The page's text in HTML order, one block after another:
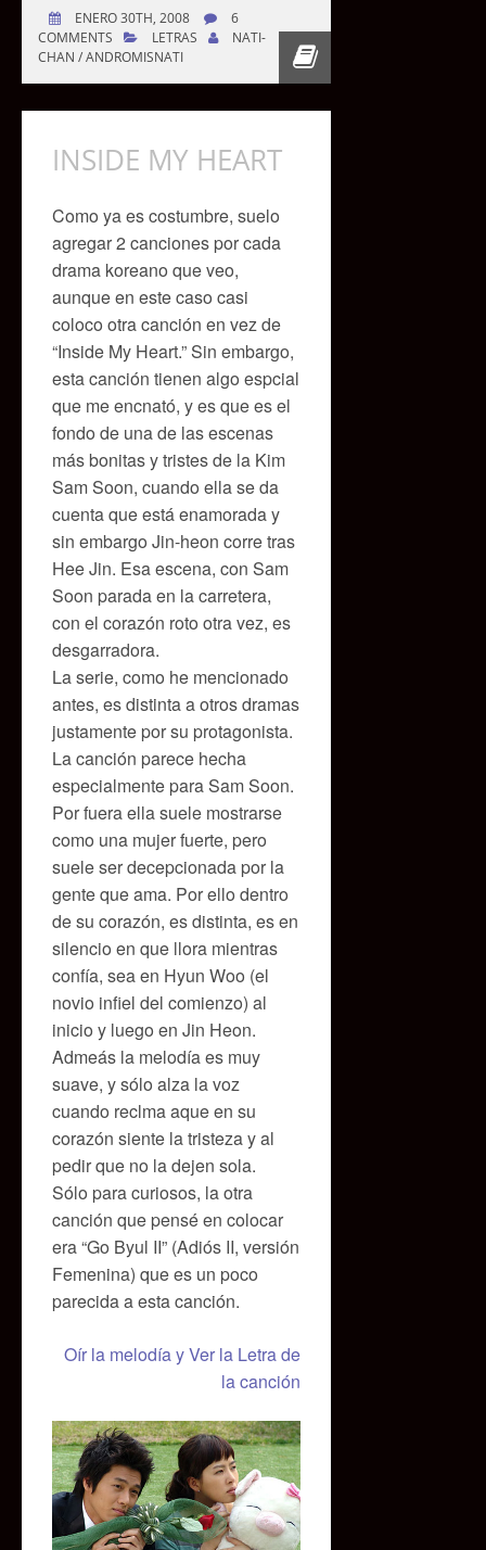
ENERO 30TH, 2008
6
COMMENTS
LETRAS
NATI-
CHAN / ANDROMISNATI
INSIDE MY HEART
Como ya es costumbre, suelo
agregar 2 canciones por cada
drama koreano que veo,
aunque en este caso casi
coloco otra canción en vez de
“Inside My Heart.” Sin embargo,
esta canción tienen algo espcial
que me encnató, y es que es el
fondo de una de las escenas
más bonitas y tristes de la Kim
Sam Soon, cuando ella se da
cuenta que está enamorada y
sin embargo Jin-heon corre tras
Hee Jin. Esa escena, con Sam
Soon parada en la carretera,
con el corazón roto otra vez, es
desgarradora.
La serie, como he mencionado
antes, es distinta a otros dramas
justamente por su protagonista.
La canción parece hecha
especialmente para Sam Soon.
Por fuera ella suele mostrarse
como una mujer fuerte, pero
suele ser decepcionada por la
gente que ama. Por ello dentro
de su corazón, es distinta, es en
silencio en que llora mientras
confía, sea en Hyun Woo (el
novio infiel del comienzo) al
inicio y luego en Jin Heon.
Admeás la melodía es muy
suave, y sólo alza la voz
cuando reclma aque en su
corazón siente la tristeza y al
pedir que no la dejen sola.
Sólo para curiosos, la otra
canción que pensé en colocar
era “Go Byul II” (Adiós II, versión
Femenina) que es un poco
parecida a esta canción.
Oír la melodía y Ver la Letra de
la canción